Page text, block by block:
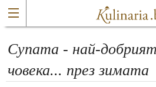
Супата - най-
човека... през зимата